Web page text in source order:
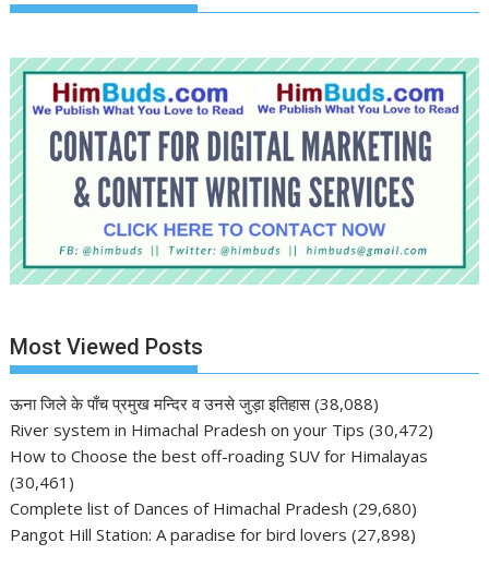
Most Viewed Posts
ऊना जिले के पाँच प्रमुख मन्दिर व उनसे जुड़ा इतिहास (38,088)
River system in Himachal Pradesh on your Tips (30,472)
How to Choose the best off-roading SUV for Himalayas
(30,461)
Complete list of Dances of Himachal Pradesh (29,680)
Pangot Hill Station: A paradise for bird lovers (27,898)